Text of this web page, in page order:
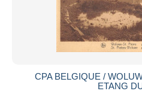
CPA BELGIQUE /
ETANG